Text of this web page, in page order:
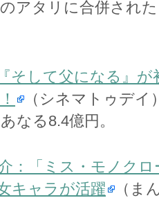
アタリに合併され
そして父になる』が
（シネマトゥデイ
なる8.4億円。
：「ミス・モノクロ
キャラが活躍
（ま